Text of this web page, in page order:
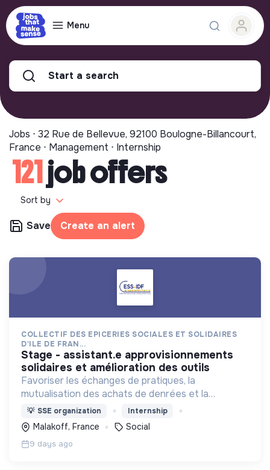
Menu
Start a search
Jobs ⋅ 32 Rue de Bellevue, 92100 Boulogne-Billancourt,
France ⋅ Management ⋅ Internship
121job offers
Sort by
Save Create an alert
COLLECTIF DES EPICERIES SOCIALES ET SOLIDAIRES
D'ILE DE FRAN...
stage - assistant.e approvisionnements
solidaires et amélioration des outils
Favoriser les échanges de pratiques, la
mutualisation des achats de denrées et la
représentation des épiceries sociales et solidaires
en Ile de France.
💡 SSE organization Internship
Malakoff, France Social
9 days ago